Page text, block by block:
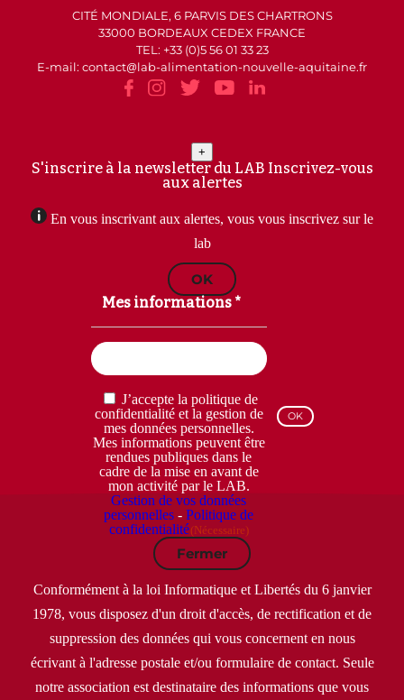
CITÉ MONDIALE, 6 PARVIS DES CHARTRONS
33000 BORDEAUX CEDEX FRANCE
TEL: +33 (0)5 56 01 33 23
E-mail: contact
lab-alimentation-nouvelle-aquitaine.fr
+
S'inscrire à la newsletter du LAB Inscrivez-vous
aux alertes
En vous inscrivant aux alertes, vous vous inscrivez sur le
lab
OK
Mes informations *
RGPD
(Nécessaire)
J’accepte la politique de
confidentialité et la gestion de
mes données personnelles.
Mes informations peuvent être
rendues publiques dans le
cadre de la mise en avant de
mon activité par le LAB.
Gestion de vos données
personnelles -Politique de
confidentialité(Nécessaire)
Fermer
Conformément à la loi Informatique et Libertés du 6 janvier
1978, vous disposez d'un droit d'accès, de rectification et de
suppression des données qui vous concernent en nous
écrivant à l'adresse postale et/ou formulaire de contact. Seule
notre association est destinataire des informations que vous